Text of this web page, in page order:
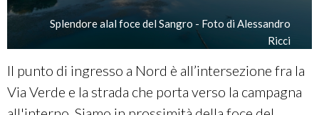
Splendore alal foce del Sangro - Foto di Alessandro
Ricci
Il punto di ingresso a Nord è all’intersezione fra la
Via Verde e la strada che porta verso la campagna